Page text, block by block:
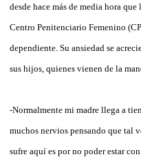
desde hace más de media hora
Centro Penitenciario Femenino
dependiente. Su ansiedad se
sus hijos, quienes vienen de la
-Normalmente mi madre llega a
muchos nervios pensando que tal
sufre aquí es por no poder estar